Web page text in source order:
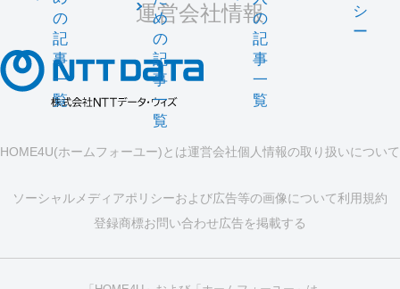
の
記
事
一
覧
め
の
記
事
一
覧
の
記
事
一
覧
シ
ー
運営会社情報
HOME4U(ホームフォーユー)とは運営会社個人情報の取り扱いについて
ソーシャルメディアポリシーおよび広告等の画像について利用規約
登録商標お問い合わせ広告を掲載する